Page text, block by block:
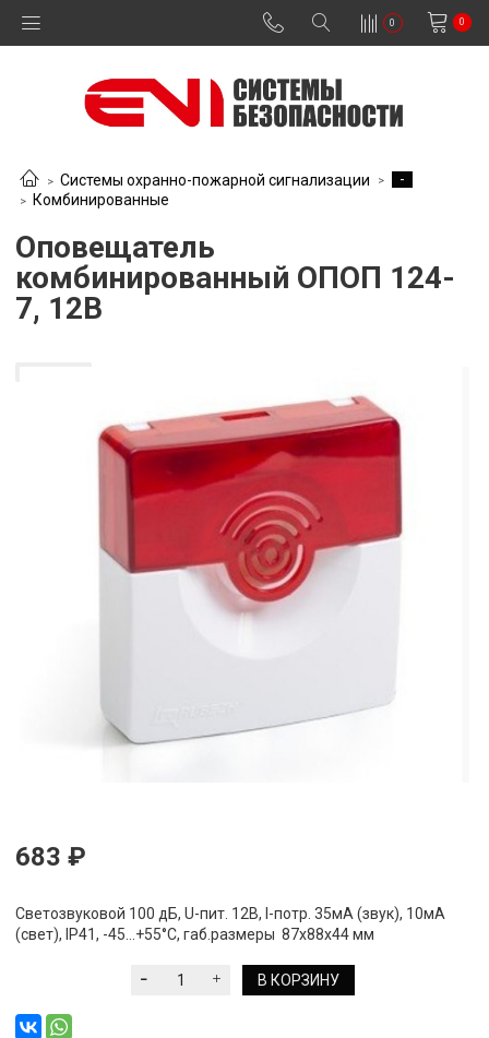
0 0
Системы охранно-пожарной сигнализации
-
Комбинированные
Оповещатель
комбинированный ОПОП 124-
7, 12В
683 ₽
Светозвуковой 100 дБ, U-пит. 12В, I-потр. 35мА (звук), 10мА
(свет), IP41, -45...+55°С, габ.размеры 87х88х44 мм
В КОРЗИНУ